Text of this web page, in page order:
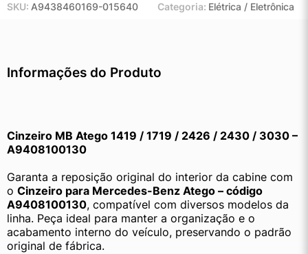
SKU: A9438460169-015640 Categoria: Elétrica / Eletrônica
Informações do Produto
Cinzeiro MB Atego 1419 / 1719 / 2426 / 2430 / 3030 –
A9408100130
Garanta a reposição original do interior da cabine com
o Cinzeiro para Mercedes-Benz Atego – código
A9408100130, compatível com diversos modelos da
linha. Peça ideal para manter a organização e o
acabamento interno do veículo, preservando o padrão
original de fábrica.